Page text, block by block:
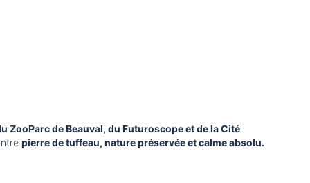
ZooParc de Beauval, du Futuroscope et de la Cité
pierre de tuffeau, nature préservée et calme absolu.